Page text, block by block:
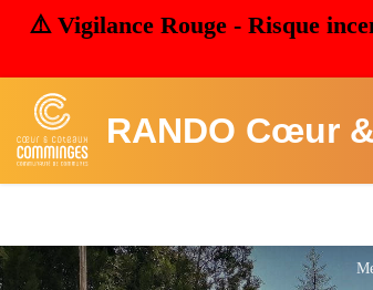
⚠️ Vigilance Rouge - Risque
RANDO Cœur